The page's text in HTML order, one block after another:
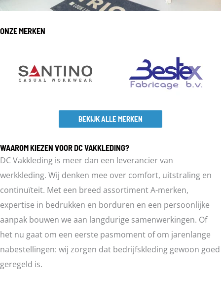
ONZE MERKEN
BEKIJK ALLE MERKEN
WAAROM KIEZEN VOOR DC VAKKLEDING?
DC Vakkleding is meer dan een leverancier van
werkkleding. Wij denken mee over comfort, uitstraling en
continuïteit. Met een breed assortiment A-merken,
expertise in bedrukken en borduren en een persoonlijke
aanpak bouwen we aan langdurige samenwerkingen. Of
het nu gaat om een eerste pasmoment of om jarenlange
nabestellingen: wij zorgen dat bedrijfskleding gewoon goed
geregeld is.